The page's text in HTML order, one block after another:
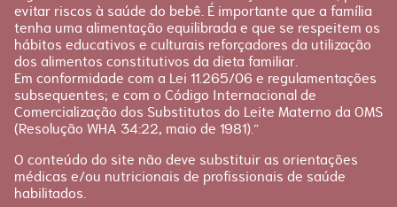
evitar riscos à saúde do bebê. É importante que a família
tenha uma alimentação equilibrada e que se respeitem os
hábitos educativos e culturais reforçadores da utilização
dos alimentos constitutivos da dieta familiar.
Em conformidade com a Lei 11.265/06 e regulamentações
subsequentes; e com o Código Internacional de
Comercialização dos Substitutos do Leite Materno da OMS
(Resolução WHA 34:22, maio de 1981).”
O conteúdo do site não deve substituir as orientações
médicas e/ou nutricionais de profissionais de saúde
habilitados.